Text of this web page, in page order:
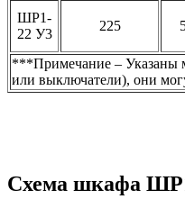
ШР1-
22 У3
225
***Примечание – Указаны
или выключатели), они
Схема шкафа